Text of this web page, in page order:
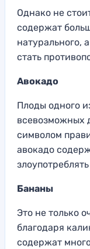
Однако не
содержат
натурального,
стать
Авокадо
Плоды одного
всевозможных
символом
авокадо
Бананы
Это не только
благодаря
содержат